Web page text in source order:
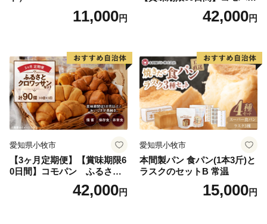
11,000円
ン ふるさとクロワッサンセ
ット（計90個）／災害用備蓄
42,000円
愛知県小牧市
【3ヶ月定期便】【賞味期限6
0日間】コモパン ふるさと
クロワッサンセット（計90
個）／災害用備蓄 保存食 非
42,000円
愛知県小牧市
本間製パン 食パン(1本3斤)と
ラスクのセットB 常温
15,000円